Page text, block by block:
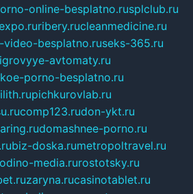
online-besplatno.rusplclub.ru
ribery.rucleanmedicine.ru
video-besplatno.ruseks-365.ru
avtomaty.ru
porno-besplatno.ru
pichkurovlab.ru
comp123.rudon-ykt.ru
domashnee-porno.ru
biz-doska.rumetropoltravel.ru
media.rurostotsky.ru
zaryna.rucasinotablet.ru